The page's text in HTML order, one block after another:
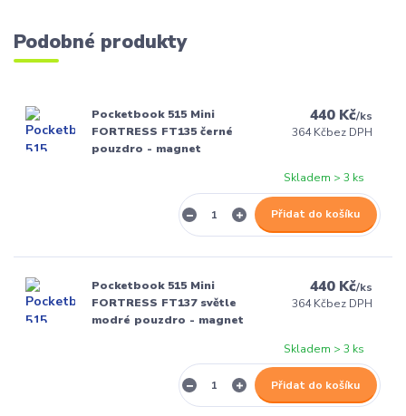
Podobné produkty
Pocketbook 515 Mini
FORTRESS FT135 černé
pouzdro - magnet
440 Kč/ks
364 Kčbez DPH
Skladem > 3 ks
Přidat do košíku
Pocketbook 515 Mini
FORTRESS FT137 světle
modré pouzdro - magnet
440 Kč/ks
364 Kčbez DPH
Skladem > 3 ks
Přidat do košíku